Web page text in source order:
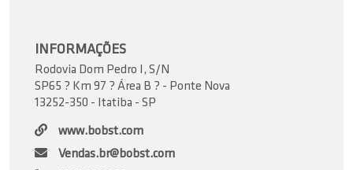
INFORMAÇÕES
Rodovia Dom Pedro I, S/N
SP65 ? Km 97 ? Área B ? - Ponte Nova
13252-350 - Itatiba - SP
www.bobst.com
Vendas.br@bobst.com